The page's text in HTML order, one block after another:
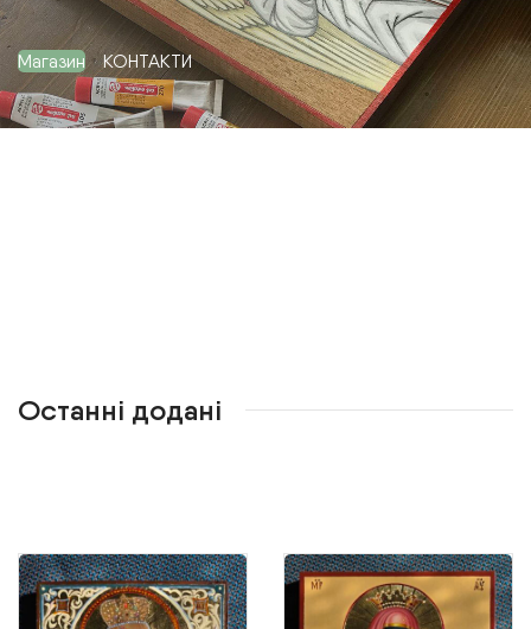
Магазин КОНТАКТИ
Останні додані